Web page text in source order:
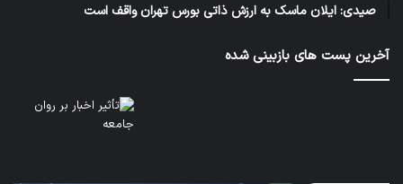
صیدی: ایلان ماسک به ارزش ذاتی بورس تهران واقف است
آخرین پست های بازبینی شده